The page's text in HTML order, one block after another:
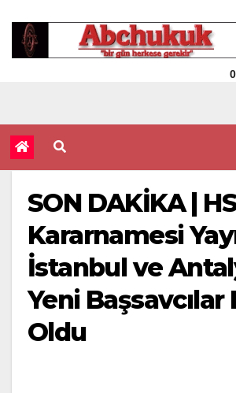
SON DAKİKA |
Kararnamesi
İstanbul ve
Yeni Başsavcılar
Oldu